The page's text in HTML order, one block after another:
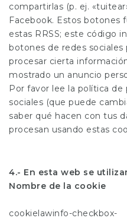
compartirlas (p. ej.
Facebook. Estos botones
estas RRSS; este código
botones de redes
procesar cierta
mostrado un anuncio
Por favor lee la política de
sociales (que puede
saber qué hacen con tus
procesan usando estas
4.- En esta web se
Nombre de la cookie
cookielawinfo-checkbox-